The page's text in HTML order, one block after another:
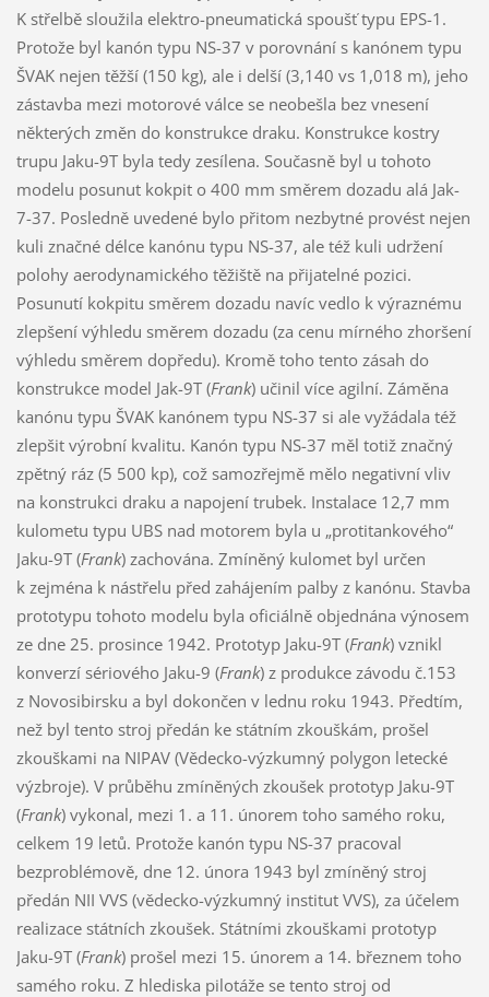
K střelbě sloužila elektro-pneumatická spoušť typu EPS-1.
Protože byl kanón typu NS-37 v porovnání s kanónem typu
ŠVAK nejen těžší (150 kg), ale i delší (3,140 vs 1,018 m), jeho
zástavba mezi motorové válce se neobešla bez vnesení
některých změn do konstrukce draku. Konstrukce kostry
trupu Jaku-9T byla tedy zesílena. Současně byl u tohoto
modelu posunut kokpit o 400 mm směrem dozadu alá Jak-
7-37. Posledně uvedené bylo přitom nezbytné provést nejen
kuli značné délce kanónu typu NS-37, ale též kuli udržení
polohy aerodynamického těžiště na přijatelné pozici.
Posunutí kokpitu směrem dozadu navíc vedlo k výraznému
zlepšení výhledu směrem dozadu (za cenu mírného zhoršení
výhledu směrem dopředu). Kromě toho tento zásah do
konstrukce model Jak-9T (Frank) učinil více agilní. Záměna
kanónu typu ŠVAK kanónem typu NS-37 si ale vyžádala též
zlepšit výrobní kvalitu. Kanón typu NS-37 měl totiž značný
zpětný ráz (5 500 kp), což samozřejmě mělo negativní vliv
na konstrukci draku a napojení trubek. Instalace 12,7 mm
kulometu typu UBS nad motorem byla u „protitankového“
Jaku-9T (Frank) zachována. Zmíněný kulomet byl určen
k zejména k nástřelu před zahájením palby z kanónu. Stavba
prototypu tohoto modelu byla oficiálně objednána výnosem
ze dne 25. prosince 1942. Prototyp Jaku-9T (Frank) vznikl
konverzí sériového Jaku-9 (Frank) z produkce závodu č.153
z Novosibirsku a byl dokončen v lednu roku 1943. Předtím,
než byl tento stroj předán ke státním zkouškám, prošel
zkouškami na NIPAV (Vědecko-výzkumný polygon letecké
výzbroje). V průběhu zmíněných zkoušek prototyp Jaku-9T
(Frank) vykonal, mezi 1. a 11. únorem toho samého roku,
celkem 19 letů. Protože kanón typu NS-37 pracoval
bezproblémově, dne 12. února 1943 byl zmíněný stroj
předán NII VVS (vědecko-výzkumný institut VVS), za účelem
realizace státních zkoušek. Státními zkouškami prototyp
Jaku-9T (Frank) prošel mezi 15. únorem a 14. březnem toho
samého roku. Z hlediska pilotáže se tento stroj od